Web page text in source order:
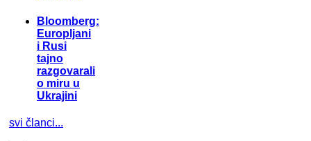
Bloomberg:
Europljani
i Rusi
tajno
razgovarali
o miru u
Ukrajini
svi članci...